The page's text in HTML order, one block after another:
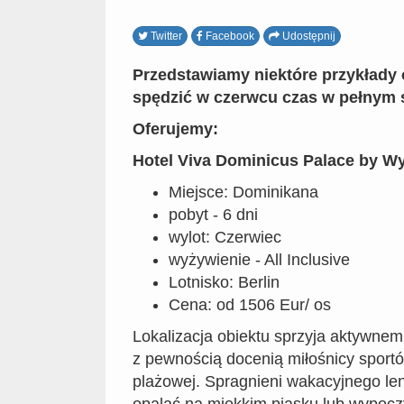
Twitter Facebook Udostępnij
Przedstawiamy niektóre
spędzić w czerwcu czas w pełnym
Oferujemy:
Hotel Viva Dominicus Palace by
Miejsce: Dominikana
pobyt - 6 dni
wylot: Czerwiec
wyżywienie - All Inclusive
Lotnisko: Berlin
Cena: od 1506 Eur/ os
Lokalizacja obiektu sprzyja
z pewnością docenią miłośnicy
plażowej. Spragnieni wakacyjnego